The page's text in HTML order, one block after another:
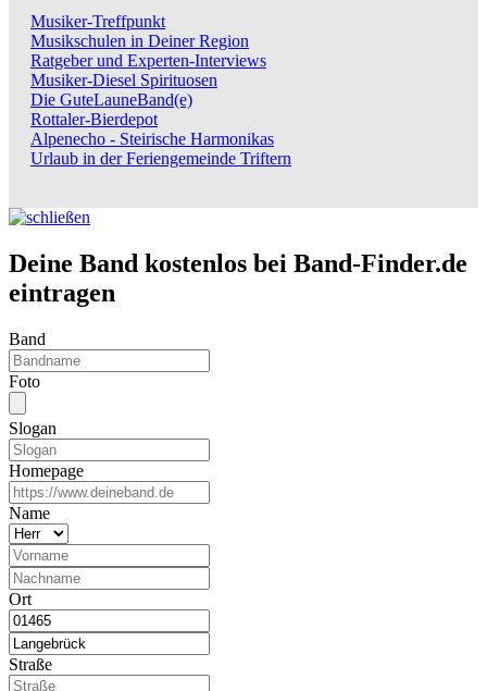
Musiker-Treffpunkt
Musikschulen in Deiner Region
Ratgeber und Experten-Interviews
Musiker-Diesel Spirituosen
Die GuteLauneBand(e)
Rottaler-Bierdepot
Alpenecho - Steirische Harmonikas
Urlaub in der Feriengemeinde Triftern
Deine Band kostenlos bei Band-Finder.de
eintragen
Band
Foto
Slogan
Homepage
Name
Ort
Straße